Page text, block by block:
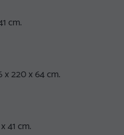
cm.
220 x 64 cm.
41 cm.